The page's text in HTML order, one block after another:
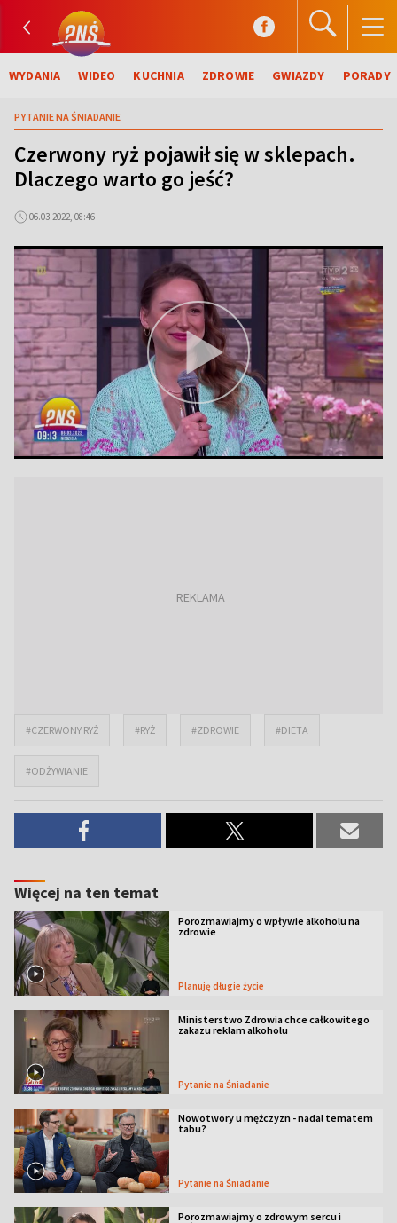
WYDANIA WIDEO KUCHNIA ZDROWIE GWIAZDY PORADY
PYTANIE NA ŚNIADANIE
Czerwony ryż pojawił się w sklepach.
Dlaczego warto go jeść?
06.03.2022, 08:46
#CZERWONY RYŻ #RYŻ #ZDROWIE #DIETA
#ODŻYWIANIE
Więcej na ten temat
Porozmawiajmy o wpływie alkoholu na
zdrowie
Planuję długie życie
Ministerstwo Zdrowia chce całkowitego
zakazu reklam alkoholu
Pytanie na Śniadanie
Nowotwory u mężczyzn - nadal tematem
tabu?
Pytanie na Śniadanie
Porozmawiajmy o zdrowym sercu i